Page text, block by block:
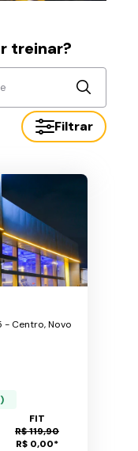
treinar?
Filtrar
- Centro, Novo
FIT
R$ 119,90
R$ 0,00*